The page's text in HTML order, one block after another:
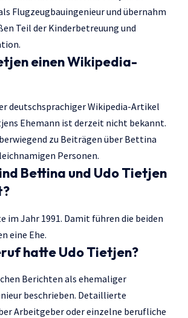
Flugzeugbauingenieur und übernahm
Teil der Kinderbetreuung und
einen Wikipedia-
deutschsprachiger Wikipedia-Artikel
Ehemann ist derzeit nicht bekannt.
zu Beiträgen über Bettina
Personen.
Bettina und Udo Tietjen
im Jahr 1991. Damit führen die beiden
eine Ehe.
hatte Udo Tietjen?
Berichten als ehemaliger
beschrieben. Detaillierte
Arbeitgeber oder einzelne berufliche